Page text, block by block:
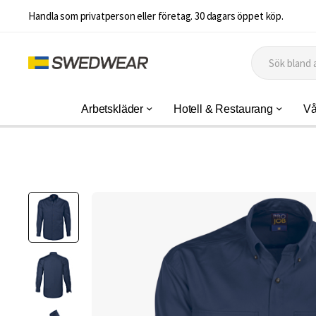
Handla som privatperson eller företag. 30 dagars öppet köp.
Arbetskläder Hotell & Restaurang
Hoppa
till
slutet
av
bildgalleriet